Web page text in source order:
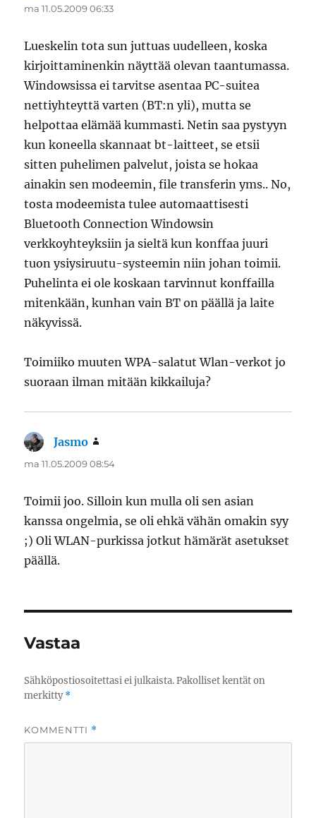
ma 11.05.2009 06:33
Lueskelin tota sun juttuas uudelleen, koska
kirjoittaminenkin näyttää olevan taantumassa.
Windowsissa ei tarvitse asentaa PC-suitea
nettiyhteyttä varten (BT:n yli), mutta se
helpottaa elämää kummasti. Netin saa pystyyn
kun koneella skannaat bt-laitteet, se etsii
sitten puhelimen palvelut, joista se hokaa
ainakin sen modeemin, file transferin yms.. No,
tosta modeemista tulee automaattisesti
Bluetooth Connection Windowsin
verkkoyhteyksiin ja sieltä kun konffaa juuri
tuon ysiysiruutu-systeemin niin johan toimii.
Puhelinta ei ole koskaan tarvinnut konffailla
mitenkään, kunhan vain BT on päällä ja laite
näkyvissä.
Toimiiko muuten WPA-salatut Wlan-verkot jo
suoraan ilman mitään kikkailuja?
Jasmo
ma 11.05.2009 08:54
Toimii joo. Silloin kun mulla oli sen asian
kanssa ongelmia, se oli ehkä vähän omakin syy
;) Oli WLAN-purkissa jotkut hämärät asetukset
päällä.
Vastaa
Sähköpostiosoitettasi ei julkaista. Pakolliset kentät on
merkitty*
KOMMENTTI *